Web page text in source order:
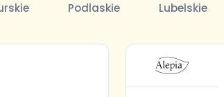
Podlaskie Lubelskie